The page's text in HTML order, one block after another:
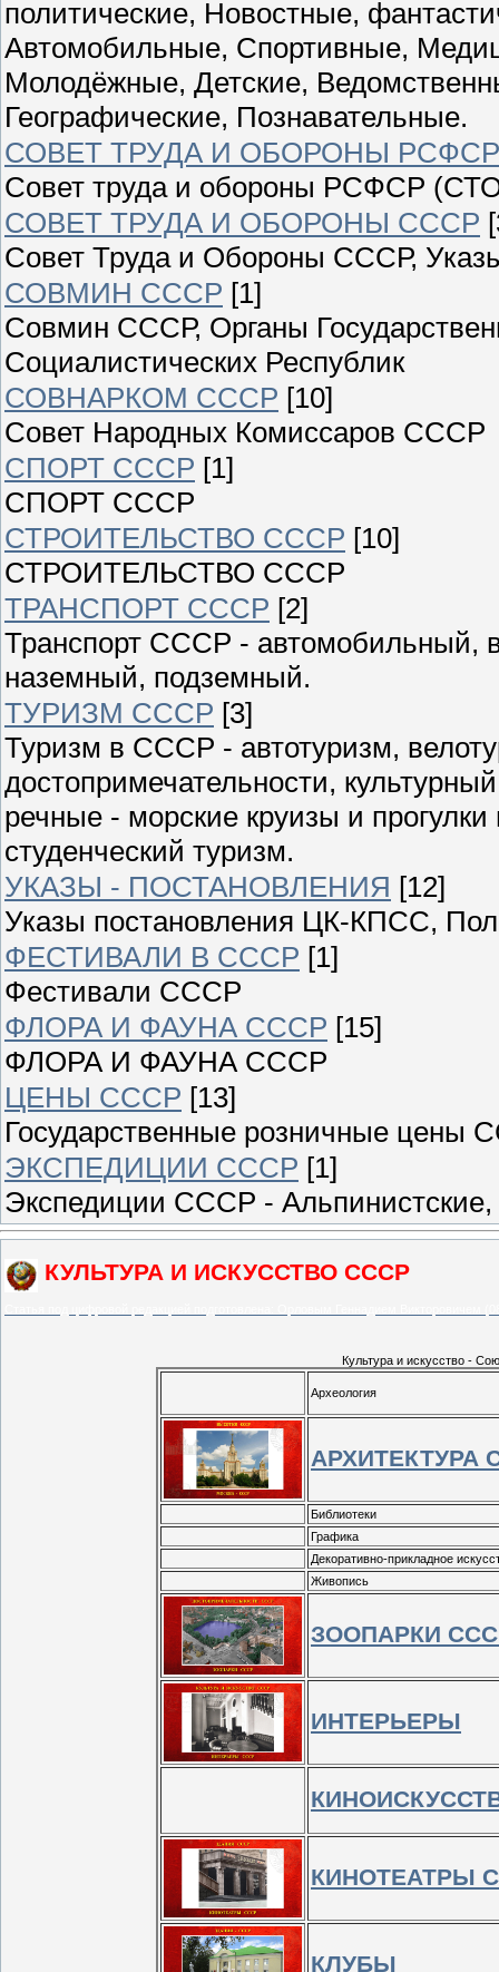
политические, Новостные,
Автомобильные, Спортивные,
Молодёжные, Детские,
Географические, Познавательные.
СОВЕТ ТРУДА И ОБОРОНЫ РСФСР
Совет труда и обороны РСФСР
СОВЕТ ТРУДА И ОБОРОНЫ СССР
Совет Труда и Обороны СССР,
СОВМИН СССР [1]
Совмин СССР, Органы
Социалистических Республик
СОВНАРКОМ СССР [10]
Совет Народных Комиссаров СССР
СПОРТ СССР [1]
СПОРТ СССР
СТРОИТЕЛЬСТВО СССР [10]
СТРОИТЕЛЬСТВО СССР
ТРАНСПОРТ СССР [2]
Транспорт СССР - автомобильный,
наземный, подземный.
ТУРИЗМ СССР [3]
Туризм в СССР - автотуризм,
достопримечательности,
речные - морские круизы и
студенческий туризм.
УКАЗЫ - ПОСТАНОВЛЕНИЯ [12]
Указы постановления ЦК-КПСС,
ФЕСТИВАЛИ В СССР [1]
Фестивали СССР
ФЛОРА И ФАУНА СССР [15]
ФЛОРА И ФАУНА СССР
ЦЕНЫ СССР [13]
Государственные розничные цены
ЭКСПЕДИЦИИ СССР [1]
Экспедиции СССР -
КУЛЬТУРА И ИСКУССТВО СССР
Культура и искусство -
Археология
АРХИТЕКТУРА
Библиотеки
Графика
Декоративно-прикладное
Живопись
ЗООПАРКИ
ИНТЕРЬЕРЫ
КИНОТЕАТРЫ
КЛУБЫ